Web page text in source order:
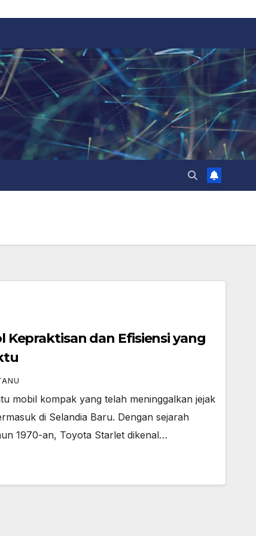
Kepraktisan dan Efisiensi yang
mobil kompak yang telah meninggalkan jejak
di Selandia Baru. Dengan sejarah
1970-an, Toyota Starlet dikenal…